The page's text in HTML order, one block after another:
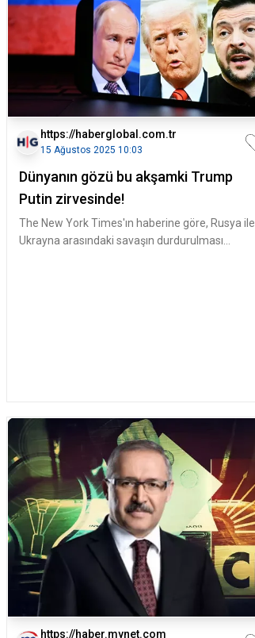
https://haberglobal.com.tr
15 Ağustos 2025 10:03
Dünyanın gözü bu akşamki Trump
Putin zirvesinde!
The New York Times'ın haberine göre, Rusya ile
Ukrayna arasındaki savaşın durdurulması
https://haber.mynet.com